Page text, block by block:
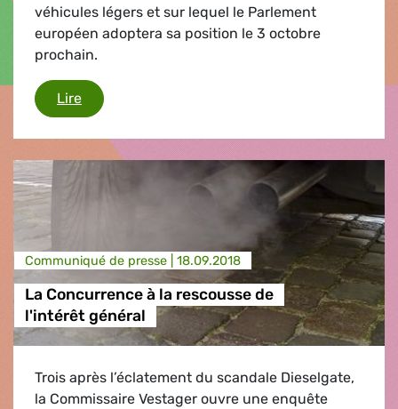
véhicules légers et sur lequel le Parlement
européen adoptera sa position le 3 octobre
prochain.
LireLa Commission adopte un nouveau mantra
Communiqué de presse | 18.09.2018
La Concurrence à la rescousse de
l'intérêt général
Trois après l’éclatement du scandale Dieselgate,
la Commissaire Vestager ouvre une enquête